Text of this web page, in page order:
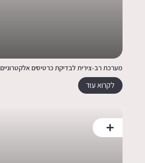
מערכת רב-צירית לבדיקת כרטיסים אלקטרוניים
לקרוא עוד